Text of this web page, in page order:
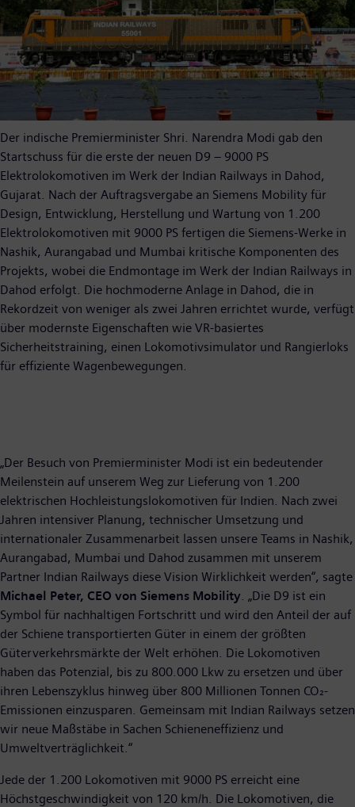
Der indische Premierminister Shri. Narendra Modi gab den
Startschuss für die erste der neuen D9 – 9000 PS
Elektrolokomotiven im Werk der Indian Railways in Dahod,
Gujarat. Nach der Auftragsvergabe an Siemens Mobility für
Design, Entwicklung, Herstellung und Wartung von 1.200
Elektrolokomotiven mit 9000 PS fertigen die Siemens-Werke in
Nashik, Aurangabad und Mumbai kritische Komponenten des
Projekts, wobei die Endmontage im Werk der Indian Railways in
Dahod erfolgt. Die hochmoderne Anlage in Dahod, die in
Rekordzeit von weniger als zwei Jahren errichtet wurde, verfügt
über modernste Eigenschaften wie VR-basiertes
Sicherheitstraining, einen Lokomotivsimulator und Rangierloks
für effiziente Wagenbewegungen.
„Der Besuch von Premierminister Modi ist ein bedeutender
Meilenstein auf unserem Weg zur Lieferung von 1.200
elektrischen Hochleistungslokomotiven für Indien. Nach zwei
Jahren intensiver Planung, technischer Umsetzung und
internationaler Zusammenarbeit lassen unsere Teams in Nashik,
Aurangabad, Mumbai und Dahod zusammen mit unserem
Partner Indian Railways diese Vision Wirklichkeit werden“, sagte
Michael Peter, CEO von Siemens Mobility . „Die D9 ist ein
Symbol für nachhaltigen Fortschritt und wird den Anteil der auf
der Schiene transportierten Güter in einem der größten
Güterverkehrsmärkte der Welt erhöhen. Die Lokomotiven
haben das Potenzial, bis zu 800.000 Lkw zu ersetzen und über
ihren Lebenszyklus hinweg über 800 Millionen Tonnen CO₂-
Emissionen einzusparen. Gemeinsam mit Indian Railways setzen
wir neue Maßstäbe in Sachen Schieneneffizienz und
Umweltverträglichkeit.“
Jede der 1.200 Lokomotiven mit 9000 PS erreicht eine
Höchstgeschwindigkeit von 120 km/h. Die Lokomotiven, die